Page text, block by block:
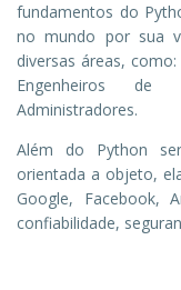
fundamentos do
no mundo por sua
diversas áreas,
Engenheiros de
Administradores.
Além do Python
orientada a objeto,
Google, Facebook,
confiabilidade,